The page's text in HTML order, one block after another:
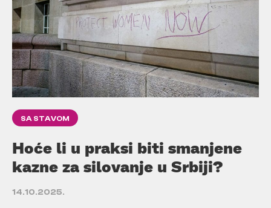
SA STAVOM
Hoće li u praksi biti smanjene
kazne za silovanje u Srbiji?
14.10.2025.